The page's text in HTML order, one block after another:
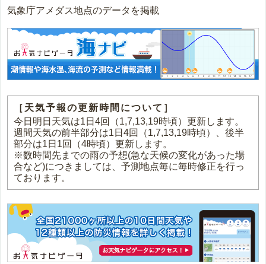
気象庁アメダス地点のデータを掲載
［天気予報の更新時間について］
今日明日天気は1日4回（1,7,13,19時頃）更新します。
週間天気の前半部分は1日4回（1,7,13,19時頃）、後半
部分は1日1回（4時頃）更新します。
※数時間先までの雨の予想(急な天候の変化があった場
合など)につきましては、予測地点毎に毎時修正を行っ
ております。